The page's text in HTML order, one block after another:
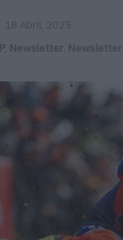
18 Abril, 2025
Newsletter